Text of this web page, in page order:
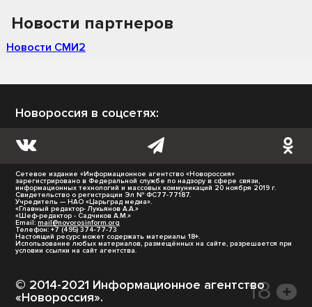
Новости партнеров
Новости СМИ2
Новороссия в соцсетях:
Сетевое издание «Информационное агентство «Новороссия»
зарегистрировано в Федеральной службе по надзору в сфере связи,
информационных технологий и массовых коммуникаций 20 ноября 2019 г.
Свидетельство о регистрации Эл № ФС77-77187.
Учредитель — НАО «Царьград медиа».
«Главный редактор- Лукьянов А.А.»
«Шеф-редактор - Садчиков А.М.»
Email: mail@novorosinform.org
Телефон: +7 (495) 374-77-73
Настоящий ресурс может содержать материалы 18+.
Использование любых материалов, размещённых на сайте, разрешается при
условии ссылки на сайт агентства.
© 2014-2021 Информационное агентство
«Новороссия».